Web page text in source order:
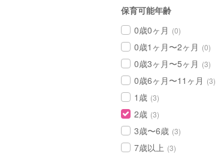
保育可能年齢
0歳0ヶ月 (0)
0歳1ヶ月〜2ヶ月 (0)
0歳3ヶ月〜5ヶ月 (3)
0歳6ヶ月〜11ヶ月 (3)
1歳 (3)
2歳 (3)
3歳〜6歳 (3)
7歳以上 (3)